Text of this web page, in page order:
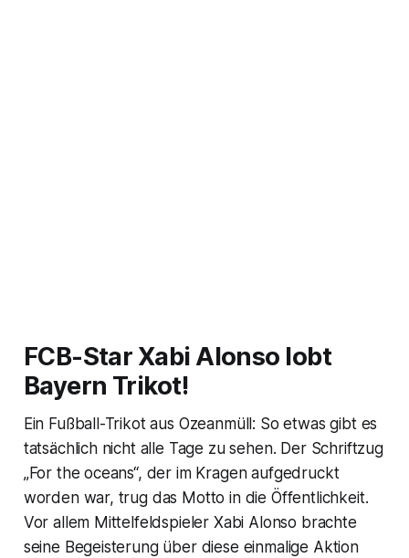
FCB-Star Xabi Alonso lobt
Bayern Trikot!
Ein Fußball-Trikot aus Ozeanmüll: So etwas gibt es
tatsächlich nicht alle Tage zu sehen. Der Schriftzug
„For the oceans“, der im Kragen aufgedruckt
worden war, trug das Motto in die Öffentlichkeit.
Vor allem Mittelfeldspieler Xabi Alonso brachte
seine Begeisterung über diese einmalige Aktion